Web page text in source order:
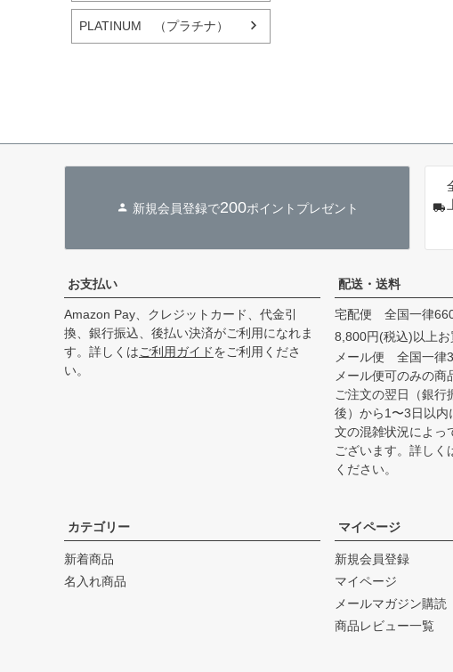
PLATINUM （プラチナ）
新規会員登録で200ポイントプレゼント
お支払い
Amazon Pay、クレジットカード、代金引
換、銀行振込、後払い決済がご利用になれま
す。詳しくはご利用ガイドをご利用くださ
い。
配送・送料
宅配便 全国一律
8,800円(税込)以上
メール便 全国一律
メール便可のみの商
ご注文の翌日（銀行
後）から1〜3日以内
文の混雑状況によっ
ございます。詳しく
ください。
カテゴリー
新着商品
名入れ商品
マイページ
新規会員登録
マイページ
メールマガジン購読
商品レビュー一覧